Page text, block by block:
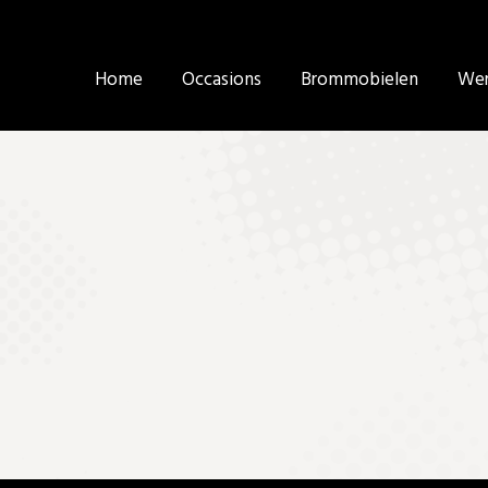
Home Occasions Brommobielen
Home Occasions Brommobielen